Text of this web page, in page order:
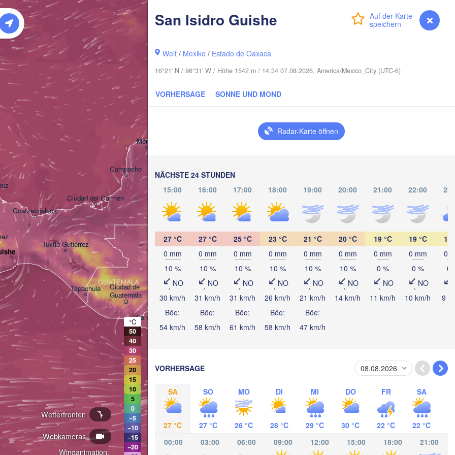
Anmelden myVentusky Vorhersage
San Isidro Guishe
Welt / Mexiko / Estado de Oaxaca
16°21' N / 96°31' W / Höhe 1542 m / 14:34 07.08.2026, America/Mexico_City (UTC-6)
VORHERSAGE SONNE UND MOND
Radar-Karte öffnen
NÄCHSTE 24 STUNDEN
15:00
16:00 17:00 18:00 19:00 20:00 21:00 22:00
27 °C
0 mm
10 %
NO
30 km/h
Böe:
54 km/h
27 °C
0 mm
10 %
NO
31 km/h
Böe:
58 km/h
25 °C
0 mm
10 %
NO
31 km/h
Böe:
61 km/h
23 °C
0 mm
10 %
NO
26 km/h
Böe:
58 km/h
21 °C
0 mm
10 %
NO
21 km/h
Böe:
47 km/h
20 °C
0 mm
10 %
NO
14 km/h
19 °C
0 mm
0 %
NO
11 km/h
19 °C
0 mm
0 %
NO
10 km/h
18
0
0
9
VORHERSAGE
SA
27 °C
SO
27 °C
MO
26 °C
DI
28 °C
MI
29 °C
DO
30 °C
FR
22 °C
SA
22 °C
00:00
03:00 06:00 09:00 12:00 15:00 18:00 21:00
Windanimation:
Webkameras
Wetterfronten
Ciudad de
Guatemala
Tuxtla Gutiérrez
Tapachula
Campeche
Coatzacoalcos
Ciudad del Carmen
GUATEMALA
Miami
Tegucigalpa
Mérida
San Pedro Sula
San Salvador
Catacamas
Chetumal
HONDURAS
BELIZE
Panamá
San José
PANAMA
COSTA RICA
°C
50
40
30
25
20
15
10
5
0
−5
−10
−15
−20